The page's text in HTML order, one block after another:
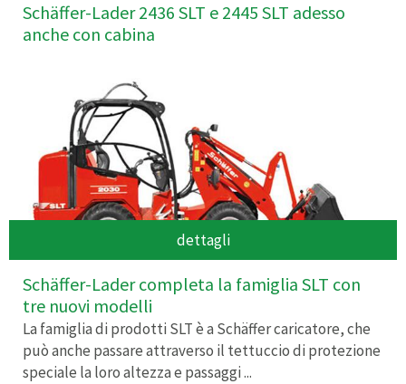
Schäffer-Lader 2436 SLT e 2445 SLT adesso
anche con cabina
dettagli
Schäffer-Lader completa la famiglia SLT con
tre nuovi modelli
La famiglia di prodotti SLT è a Schäffer caricatore, che
può anche passare attraverso il tettuccio di protezione
speciale la loro altezza e passaggi ...